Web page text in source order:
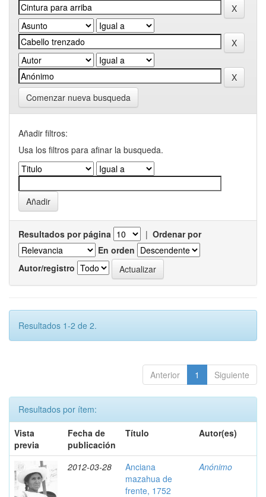
Comenzar nueva busqueda
Añadir filtros:
Usa los filtros para afinar la busqueda.
Resultados por página | Ordenar por
En orden
Autor/registro
Resultados 1-2 de 2.
Anterior 1 Siguiente
Resultados por ítem:
Vista
previa
Fecha de
publicación
Título Autor(es)
2012-03-28
Anciana
mazahua de
frente, 1752
Anónimo